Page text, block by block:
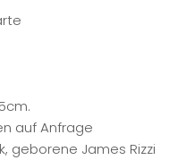
auf Anfrage
geborene James Rizzi